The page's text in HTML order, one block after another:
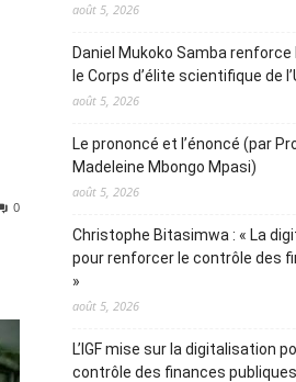
0
août 5, 2026
Daniel Mukoko Samba
le Corps d’élite scientifique de
août 5, 2026
Le prononcé et l’énoncé (par
Madeleine Mbongo Mpasi)
août 5, 2026
Christophe Bitasimwa : « La
pour renforcer le contrôle des
»
août 5, 2026
L’IGF mise sur la digitalisation
contrôle des finances publiques